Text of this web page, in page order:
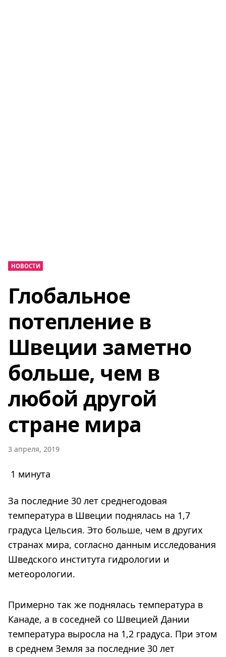
НОВОСТИ
Глобальное
потепление в
Швеции заметно
больше, чем в
любой другой
стране мира
3 апреля, 2019
1 минута
За последние 30 лет среднегодовая
температура в Швеции поднялась на 1,7
градуса Цельсия. Это больше, чем в других
странах мира, согласно данным исследования
Шведского института гидрологии и
метеорологии.
Примерно так же поднялась температура в
Канаде, а в соседней со Швецией Дании
температура выросла на 1,2 градуса. При этом
в среднем Земля за последние 30 лет